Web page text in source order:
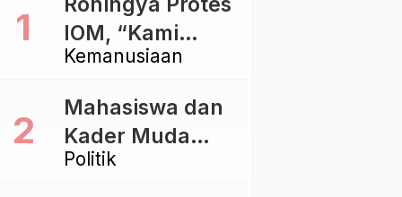
Kemanusiaan
IOM, “Kami
dibiarkan Mati
Politik
Mahasiswa dan
Kader Muda
Ramaikan Forum